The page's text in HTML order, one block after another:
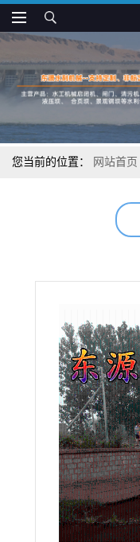
您当前的位置： 网站首页